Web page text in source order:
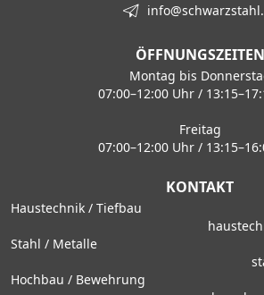
ÖFFNUNGSZEITEN
Montag bis
07:00–12:00 Uhr /
Freitag
07:00–12:00 Uhr /
KONTAKT
Haustechnik / Tiefbau
Stahl / Metalle
Hochbau / Bewehrung